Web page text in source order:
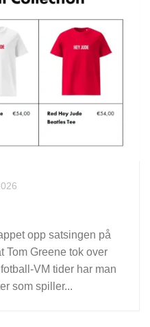
opp satsingen på
Tom Greene tok over
VM tider har man
som spiller...